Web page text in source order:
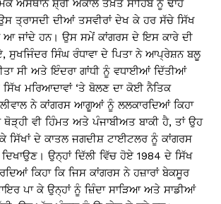
ਅਸਥਾਨ ਸ਼੍ਰੀ ਅਕਾਲ ਤਖ਼ਤ ਸਾਹਿਬ ਨੂੰ ਢਾਹ
ਤ੍ਰਾਸਦੀ ਦੀਆਂ ਤਸਵੀਰਾਂ ਦੇਖ ਕੇ ਹਰ ਸੱਚੇ ਸਿੱਖ
ਆ ਜਾਂਦੇ ਹਨ। ਉਸ ਸਮੇਂ ਕਾਂਗਰਸ ਦੇ ਇਸ ਕਾਰੇ ਦੀ
ਸੁਖਜਿੰਦਰ ਸਿੰਘ ਰੰਧਾਵਾ ਦੇ ਪਿਤਾ ਨੇ ਆਪ੍ਰੇਸ਼ਨ ਬਲੂ
ਸੀ ਅਤੇ ਇੰਦਰਾ ਗਾਂਧੀ ਨੂੰ ਵਧਾਈਆਂ ਦਿੱਤੀਆਂ
ਮਰਿਆਦਾਵਾਂ ‘ਤੇ ਬੋਲਣ ਦਾ ਕੋਈ ਨੈਤਿਕ
ਨੇ ਕਾਂਗਰਸ ਆਗੂਆਂ ਨੂੰ ਲਲਕਾਰਦਿਆਂ ਕਿਹਾ
ਥੋੜ੍ਹੀ ਵੀ ਹਿੰਮਤ ਅਤੇ ਪੰਜਾਬੀਅਤ ਬਾਕੀ ਹੈ, ਤਾਂ ਉਹ
ਕੇ ਸਿੱਖਾਂ ਦੇ ਕਾਤਲ ਜਗਦੀਸ਼ ਟਾਈਟਲਰ ਨੂੰ ਕਾਂਗਰਸ
ਉਨ੍ਹਾਂ ਦਿੱਲੀ ਵਿੱਚ ਹੋਏ 1984 ਦੇ ਸਿੱਖ
ਕਿਹਾ ਕਿ ਜਿਸ ਕਾਂਗਰਸ ਨੇ ਹਜ਼ਾਰਾਂ ਬੇਕਸੂਰ
ਪਾ ਕੇ ਉਨ੍ਹਾਂ ਨੂੰ ਜ਼ਿੰਦਾ ਸਾੜਿਆ ਅਤੇ ਸਾਡੀਆਂ